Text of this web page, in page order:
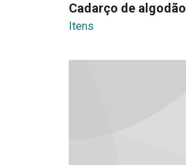
Cadarço de algodão
Itens